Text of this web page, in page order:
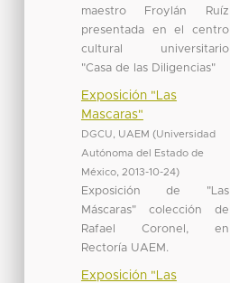
maestro Froylán Ruíz
presentada en el centro
cultural universitario
"Casa de las Diligencias"
Exposición "Las
Mascaras"
DGCU, UAEM (Universidad
Autónoma del Estado de
México, 2013-10-24)
Exposición de "Las
Máscaras" colección de
Rafael Coronel, en
Rectoría UAEM.
Exposición "Las